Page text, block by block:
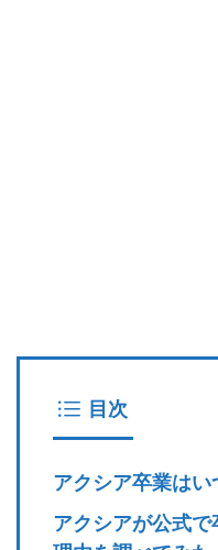
目次
アクシア卒業はい
アクシアが公式で